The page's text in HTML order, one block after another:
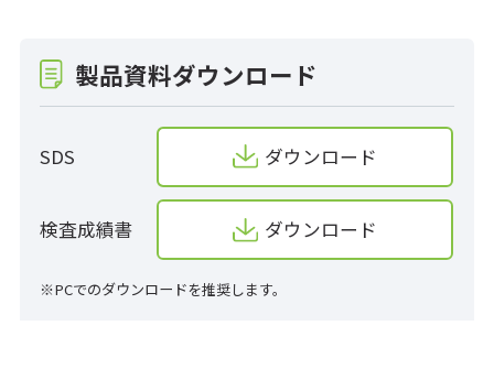
製品資料ダウンロード
SDS ダウンロード
検査成績書 ダウンロード
※PCでのダウンロードを推奨します。